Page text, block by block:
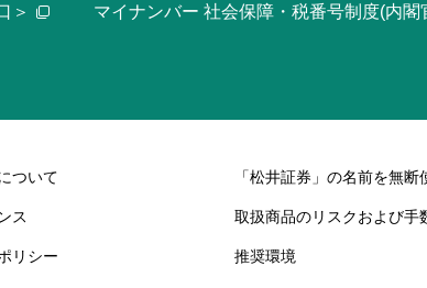
＞ マイナンバー 社会保障・税番号制度(内閣
ついて 「松井証券」の名前を無断
ス 取扱商品のリスクおよび手
リシー 推奨環境